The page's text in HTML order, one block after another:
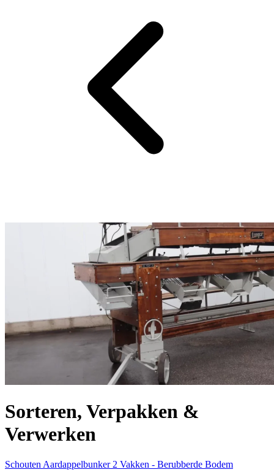
Sorteren, Verpakken &
Verwerken
Schouten Aardappelbunker 2 Vakken - Berubberde Bodem